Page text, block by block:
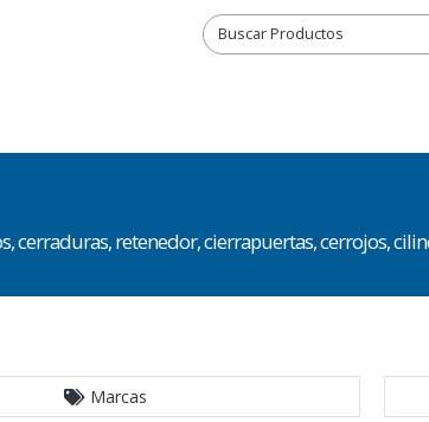
cerraduras, retenedor, cierrapuertas, cerrojos,
Marcas